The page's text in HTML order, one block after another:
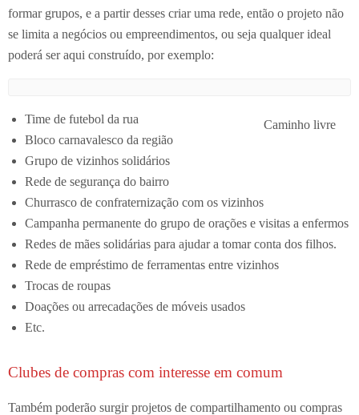
formar grupos, e a partir desses criar uma rede, então o projeto não
se limita a negócios ou empreendimentos, ou seja qualquer ideal
poderá ser aqui construído, por exemplo:
Caminho livre
Time de futebol da rua
Bloco carnavalesco da região
Grupo de vizinhos solidários
Rede de segurança do bairro
Churrasco de confraternização com os vizinhos
Campanha permanente do grupo de orações e visitas a enfermos
Redes de mães solidárias para ajudar a tomar conta dos filhos.
Rede de empréstimo de ferramentas entre vizinhos
Trocas de roupas
Doações ou arrecadações de móveis usados
Etc.
Clubes de compras com interesse em comum
Também poderão surgir projetos de compartilhamento ou compras